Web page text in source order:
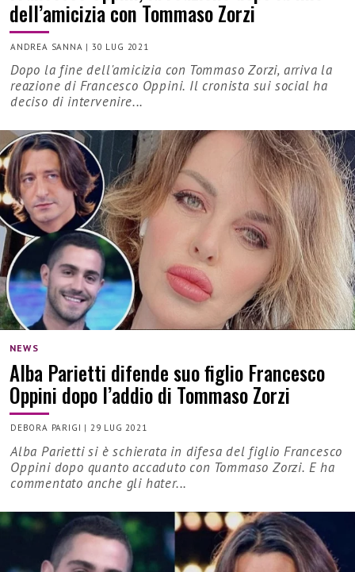
dell’amicizia con Tommaso Zorzi
ANDREA SANNA |30 LUG 2021
Dopo la fine dell'amicizia con Tommaso Zorzi, arriva la
reazione di Francesco Oppini. Il cronista sui social ha
deciso di intervenire...
NEWS
Alba Parietti difende suo figlio Francesco
Oppini dopo l’addio di Tommaso Zorzi
DEBORA PARIGI | 29 LUG 2021
Alba Parietti si è schierata in difesa del figlio Francesco
Oppini dopo quanto accaduto con Tommaso Zorzi. E ha
commentato anche gli hater...